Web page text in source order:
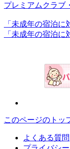
プレミアムクラブ
「未成年の宿泊
「未成年の宿泊
このページのトッ
よくある質問